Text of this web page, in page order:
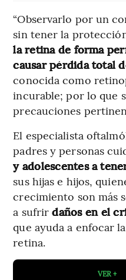
“Observarlo por un
sin tener la
la retina de forma
causar pérdida total
conocida como
incurable; por lo que
precauciones
El especialista
padres y personas
y adolescentes a
sus hijas e hijos,
crecimiento son más
a sufrir daños en el
que ayuda a enfocar
retina.
VER +